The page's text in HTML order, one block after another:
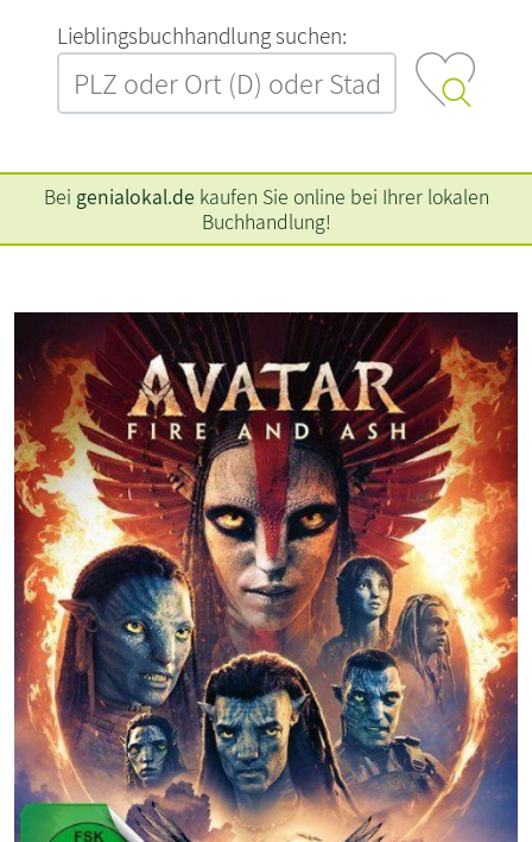
L‍i‍e‍b‍l‍i‍n‍g‍s‍b‍u‍c‍h‍h‍a‍n‍d‍l‍u‍n‍g‍ ‍s‍u‍c‍h‍e‍n‍:‍
Bei genialokal.de kaufen Sie online bei Ihrer lokalen
Buchhandlung!